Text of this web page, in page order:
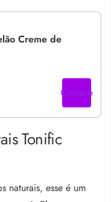
Creme de
Compre
Tonific
naturais, esse é um